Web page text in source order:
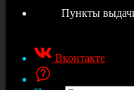
Пункты
Вконтакте